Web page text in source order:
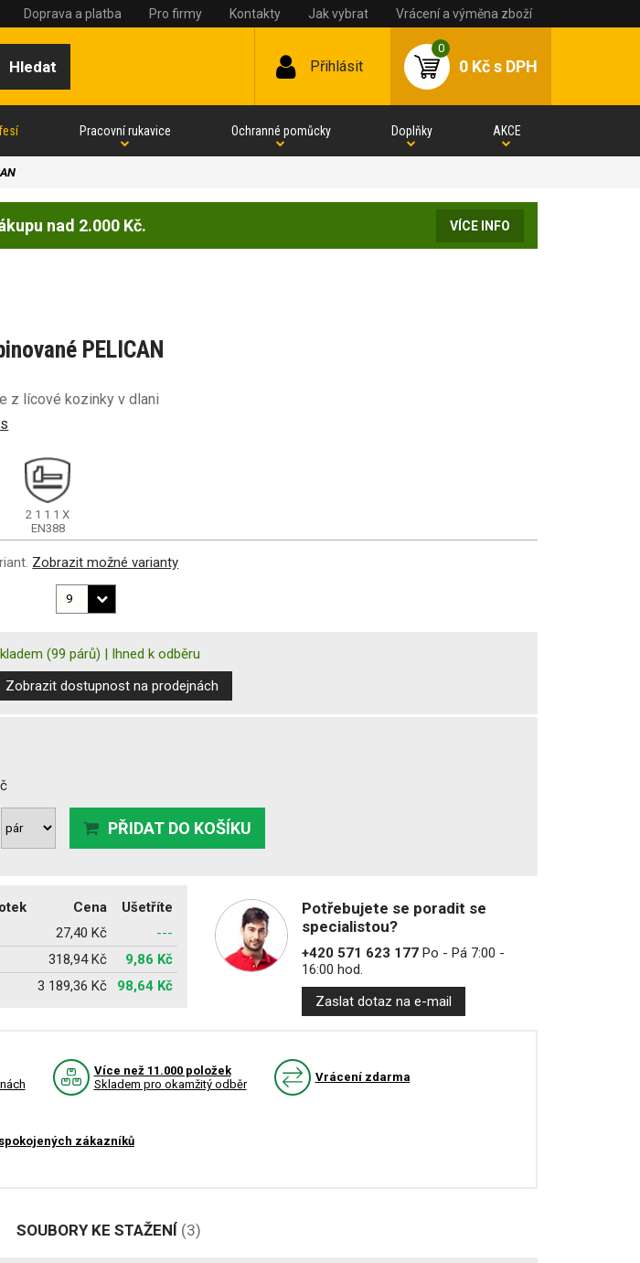
Doprava a platba Pro firmy Kontakty Jak vybrat Vrácení a výměna zboží
Hledat Přihlásit
0
0 Kčs DPH
Pracovní rukavice Ochranné pomůcky Doplňky AKCE
nad 2.000 Kč. VÍCE INFO
PELICAN
z lícové kozinky v dlani
2 1 1 1X
EN388
Zobrazit možné varianty
(99 párů) | Ihned k odběru
Zobrazit dostupnost na prodejnách
PŘIDAT DO KOŠÍKU
Cena
Ušetříte
27,40 Kč
---
318,94 Kč
9,86 Kč
3 189,36 Kč 98,64 Kč
Potřebujete se poradit se
specialistou?
+420 571 623 177Po - Pá 7:00 -
16:00 hod.
Zaslat dotaz na e-mail
Více než 11.000 položek
Skladem pro okamžitý odběr
Vrácení zdarma
zákazníků
SOUBORY KE STAŽENÍ (3)